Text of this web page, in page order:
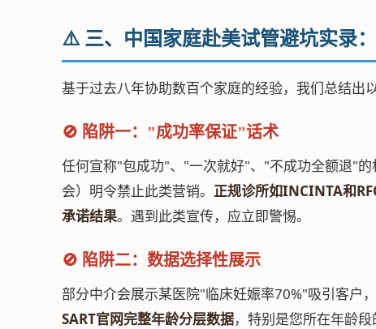
⚠️ 三、中国家庭赴美试管避坑实录
基于过去八年协助数百个家庭的经验，我们总结出
🚫 陷阱一："成功率保证"话术
任何宣称"包成功"、"一次就好"、"不成功全额退"
会）明令禁止此类营销。 正规诊所如INCINTA和
承诺结果。遇到此类宣传，应立即警惕。
🚫 陷阱二：数据选择性展示
部分中介会展示某医院"临床妊娠率70%"吸引客户
SART官网完整年龄分层数据，特别是您所在年龄